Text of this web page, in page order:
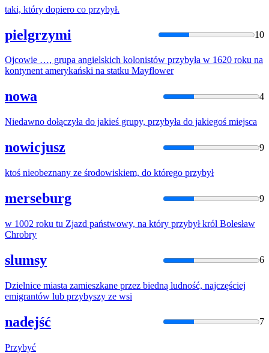
taki, który dopiero co przybył.
pielgrzymi 10
Ojcowie …, grupa angielskich kolonistów przybyła w 1620 roku na
kontynent amerykański na statku Mayflower
nowa 4
Niedawno dołączyła do jakieś grupy, przybyła do jakiegoś miejsca
nowicjusz 9
ktoś nieobeznany ze środowiskiem, do którego przybył
merseburg 9
w 1002 roku tu Zjazd państwowy, na który przybyłkról Bolesław
Chrobry
slumsy 6
Dzielnice miasta zamieszkane przez biedną ludność, najczęściej
emigrantów lub przybyszy ze wsi
nadejść 7
Przybyć